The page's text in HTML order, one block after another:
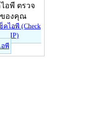
อพี ตรวจ
ของคุณ
อพี